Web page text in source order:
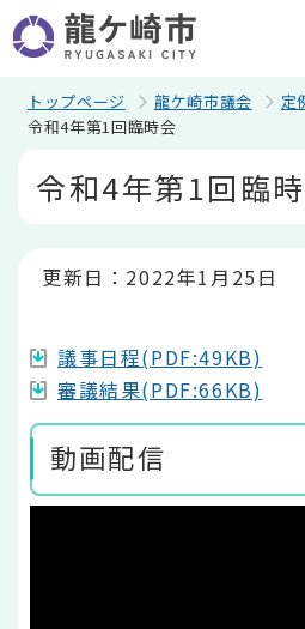
の
ペ
トップページ 龍ケ崎市議会 定
令和4年第1回臨時会
令和4年第1回臨
更新日：2022年1月25日
議事日程(PDF:49KB)
審議結果(PDF:66KB)
動画配信